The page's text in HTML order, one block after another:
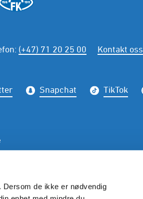
de ikke er nødvendig
: (+47) 71 20 25 00 Kontakt oss
Snapchat TikTok